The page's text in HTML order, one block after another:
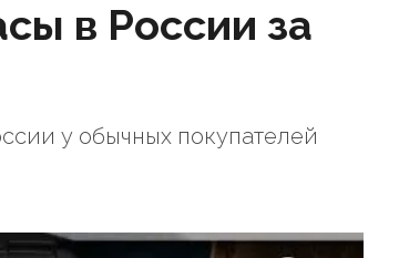
в России за
у обычных покупателей